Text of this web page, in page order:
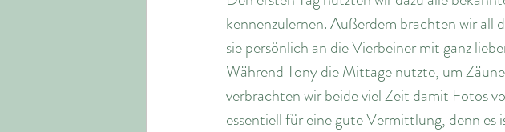
kennenzulernen. Außerdem brachten wir
sie persönlich an die Vierbeiner mit ganz
Während Tony die Mittage nutzte, um
verbrachten wir beide viel Zeit damit Fotos
essentiell für eine gute Vermittlung, denn